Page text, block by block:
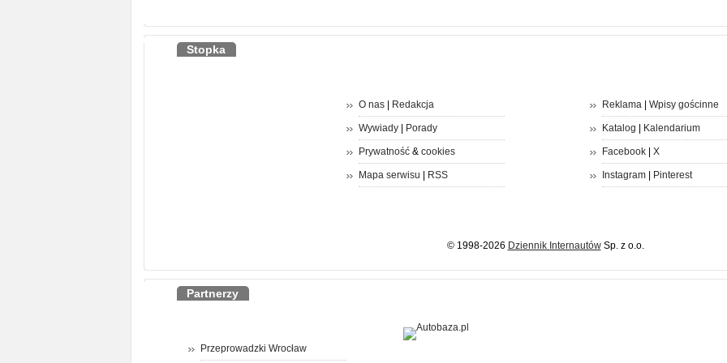
Stopka
O nas| Redakcja
Wywiady| Porady
Prywatność& cookies
Mapa serwisu RSS
Reklama| Wpisy gościnne
Katalog Kalendarium
Facebook| X
Instagram| Pinterest
© 1998-2026 Dziennik InternautówSp. z o.o.
Partnerzy
Przeprowadzki Wrocław